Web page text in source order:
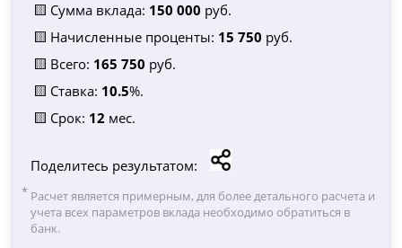
🟨 Сумма вклада: 150 000 руб.
🟨 Начисленные проценты: 15 750 руб.
🟨 Всего: 165 750 руб.
🟨 Ставка: 10.5%.
🟨 Срок: 12 мес.
Поделитесь результатом:
Расчет является примерным, для более детального расчета и
учета всех параметров вклада необходимо обратиться в
банк.